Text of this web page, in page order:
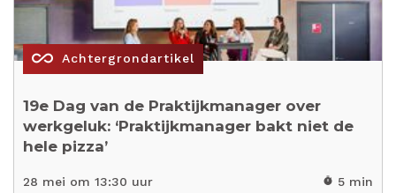
all_inclusive Achtergrondartikel
19e Dag van de Praktijkmanager over
werkgeluk: ‘Praktijkmanager bakt niet de
hele pizza’
28 mei om 13:30 uur timer 5 min